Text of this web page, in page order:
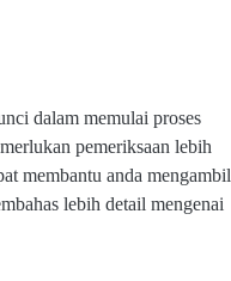
dalam memulai proses
pemeriksaan lebih
membantu anda mengambil
lebih detail mengenai